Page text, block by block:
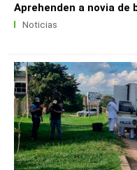
Aprehenden a novia de
Noticias